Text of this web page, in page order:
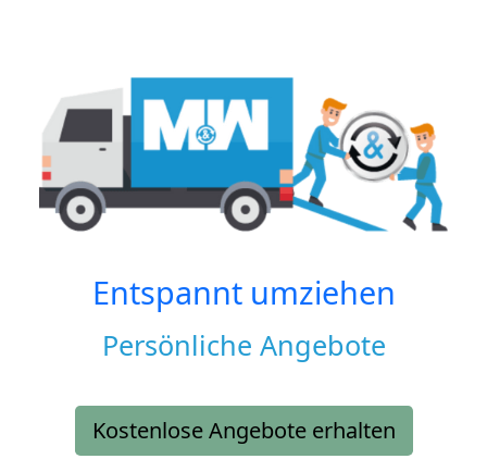
Entspannt umziehen
Persönliche Angebote
Kostenlose Angebote erhalten